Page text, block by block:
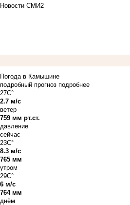
Новости СМИ2
Погода в Камышине
подробный прогноз подробнее
27C°
2.7 м/с
ветер
759 мм рт.ст.
давление
сейчас
23C°
8.3 м/с
765 мм
утром
29C°
6 м/с
764 мм
днём